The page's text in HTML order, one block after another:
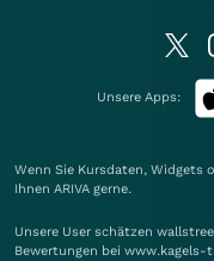
Unsere Apps:
Wenn Sie Kursdaten, Widgets
Ihnen ARIVA gerne.
Unsere User schätzen
Bewertungen bei www.kagels-